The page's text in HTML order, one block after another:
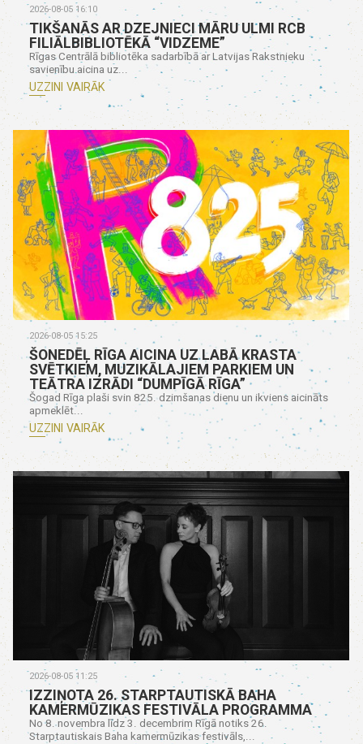
2026-08-05 16:10
TIKŠANĀS AR DZEJNIECI MĀRU ULMI RCB
FILIĀLBIBLIOTĒKĀ “VIDZEME”
Rīgas Centrālā bibliotēka sadarbībā ar Latvijas Rakstnieku
savienību aicina uz...
UZZINI VAIRĀK
2026-08-05 15:25
ŠONEDĒĻ RĪGA AICINA UZ LABĀ KRASTA
SVĒTKIEM, MUZIKĀLAJIEM PARKIEM UN
TEĀTRA IZRĀDI “DUMPĪGĀ RĪGA”
Šogad Rīga plaši svin 825. dzimšanas dienu un ikviens aicināts
apmeklēt...
UZZINI VAIRĀK
2026-08-05 11:25
IZZIŅOTA 26. STARPTAUTISKĀ BAHA
KAMERMŪZIKAS FESTIVĀLA PROGRAMMA
No 8. novembra līdz 3. decembrim Rīgā notiks 26.
Starptautiskais Baha kamermūzikas festivāls,...